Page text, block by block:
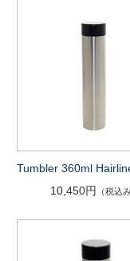
Tumbler 360ml
10,450円
（税込み